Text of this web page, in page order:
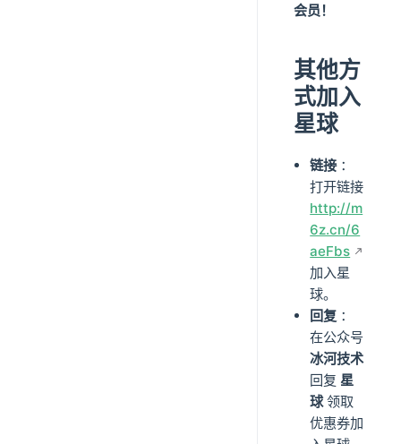
会员！
其他方
式加入
星球
链接：
打开链接
http://m
6z.cn/6
aeFbs
加入星
球。
回复 ：
在公众号
冰河技术
回复 星
球领取
优惠券加